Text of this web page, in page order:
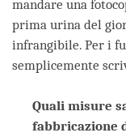
mandare una
prima urina del
infrangibile. Per i
semplicemente
Quali misure
fabbricazione